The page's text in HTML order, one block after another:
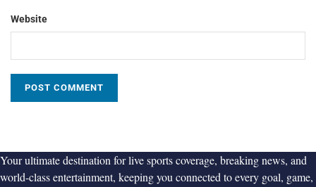
Website
Your ultimate destination for live sports coverage, breaking news, and
world-class entertainment, keeping you connected to every goal, game,